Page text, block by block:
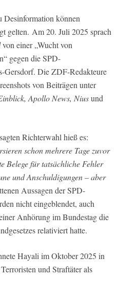
können
gelten. Am 20. Juli 2025 sprach
von einer „Wucht von
gegen die SPD-
Gersdorf. Die ZDF-Redakteure
von Beiträgen unter
Apollo News, Niusund
Richterwahl hieß es:
schon mehrere Tage zuvor
Belege für tatsächliche Fehler
und Anschuldigungen – aber
Aussagen der SPD-
nicht eingeblendet, auch
Anhörung im Bundestag die
relativiert hatte.
Hayali im Oktober 2025 in
und Straftäter als